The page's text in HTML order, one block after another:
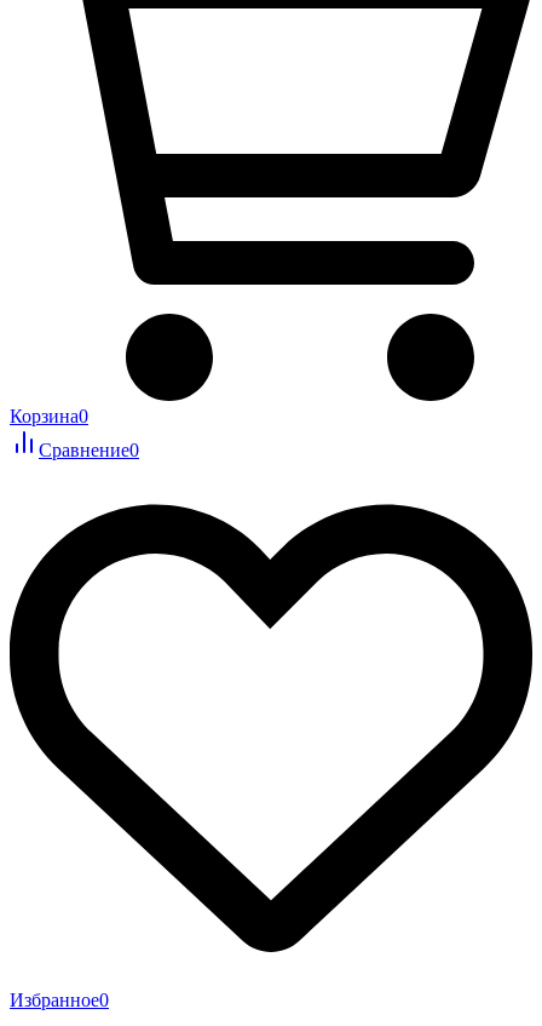
Корзина0
Сравнение0
Избранное0